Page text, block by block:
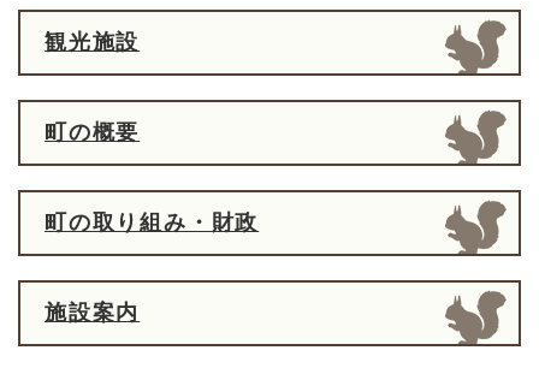
観光施設
町の概要
町の取り組み・財政
施設案内